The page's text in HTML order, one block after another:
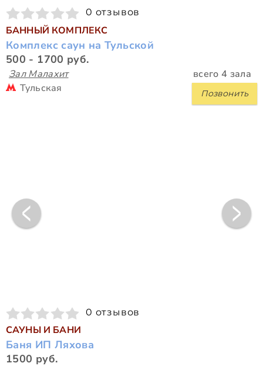
0 отзывов
БАННЫЙ КОМПЛЕКС
Комплекс саун на Тульской
500 - 1700 руб.
Зал Малахит всего 4 зала
Позвонить
Тульская
0 отзывов
САУНЫ И БАНИ
Баня ИП Ляхова
1500 руб.